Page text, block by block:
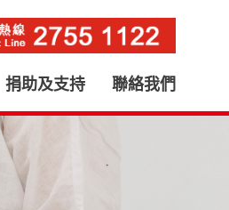
捐助及支持 聯絡我們